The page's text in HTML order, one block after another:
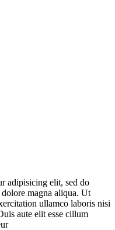
adipisicing elit, sed do
magna aliqua. Ut
ullamco laboris nisi
aute elit esse cillum